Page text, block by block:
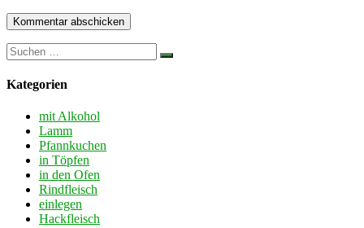
Kategorien
mit Alkohol
Lamm
Pfannkuchen
in Töpfen
in den Ofen
Rindfleisch
einlegen
Hackfleisch